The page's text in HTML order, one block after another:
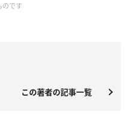
のです
この著者の記事一覧